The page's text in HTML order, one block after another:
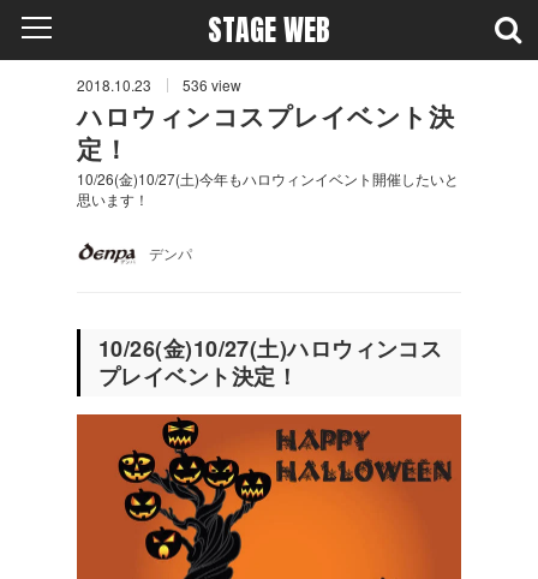
STAGE WEB
2018.10.23 536 view
ハロウィンコスプレイベント決
定！
10/26(金)10/27(土)今年もハロウィンイベント開催したいと
思います！
デンパ
10/26(金)10/27(土)ハロウィンコス
プレイベント決定！